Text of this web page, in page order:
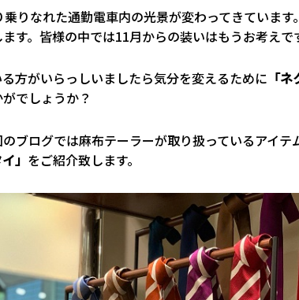
りなれた通勤電車内の光景が変わってきています
す。皆様の中では11月からの装いはもうお考えで
方がいらっしいましたら気分を変えるために 「ネ
でしょうか？
ブログでは麻布テーラーが取り扱っているアイテ
」 をご紹介致します。